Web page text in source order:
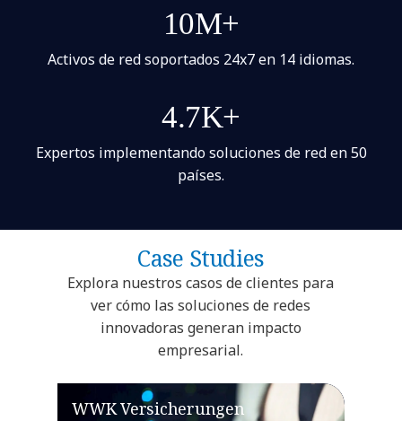
10M+
Activos de red soportados 24x7 en 14 idiomas.
4.7K+
Expertos implementando soluciones de red en 50
países.
Case Studies
Explora nuestros casos de clientes para
ver cómo las soluciones de redes
innovadoras generan impacto
empresarial.
WWK Versicherungen